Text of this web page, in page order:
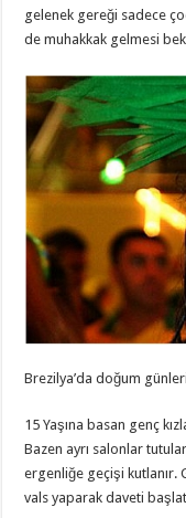
gelenek gereği sadece
de muhakkak gelmesi
Brezilya’da doğum günleri
15 Yaşına basan genç
Bazen ayrı salonlar
ergenliğe geçişi kutlanır.
vals yaparak daveti